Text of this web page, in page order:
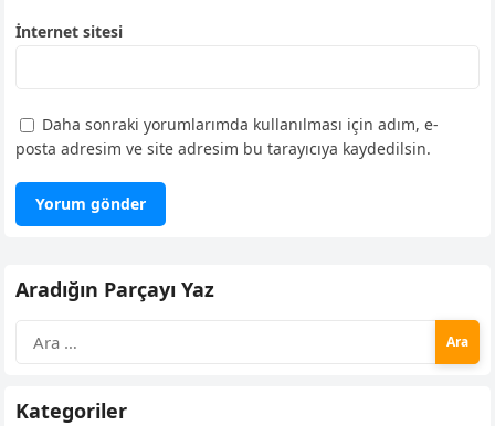
İnternet sitesi
Daha sonraki yorumlarımda kullanılması için adım, e-
posta adresim ve site adresim bu tarayıcıya kaydedilsin.
Aradığın Parçayı Yaz
Kategoriler